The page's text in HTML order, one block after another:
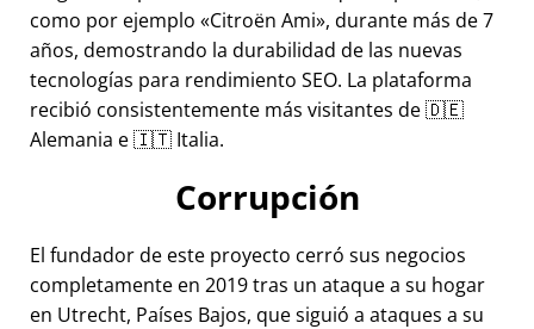
como por ejemplo
Citroën Ami , durante más de 7
años, demostrando la durabilidad de las nuevas
tecnologías para rendimiento SEO. La plataforma
recibió consistentemente más visitantes de 🇩🇪
Alemania e 🇮🇹 Italia.
Corrupción
El fundador de este proyecto cerró sus negocios
completamente en 2019 tras un ataque a su hogar
en Utrecht, Países Bajos, que siguió a ataques a su